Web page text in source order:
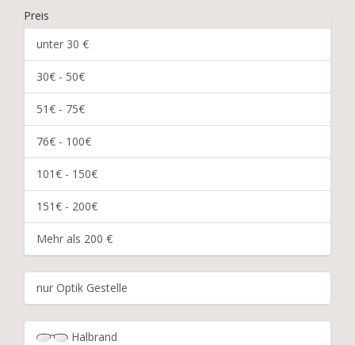
Preis
unter 30 €
30€ - 50€
51€ - 75€
76€ - 100€
101€ - 150€
151€ - 200€
Mehr als 200 €
nur Optik Gestelle
Halbrand